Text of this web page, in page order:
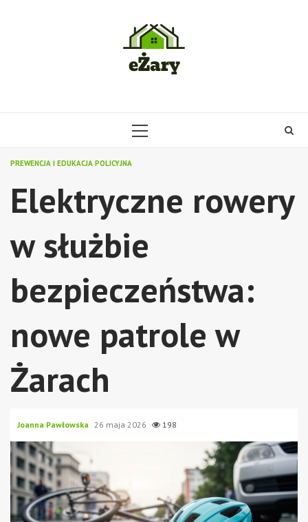
PRIMARY
PREWENCJA I EDUKACJA POLICYJNA
Elektryczne rowery
w służbie
bezpieczeństwa:
nowe patrole w
Żarach
Joanna Pawłowska 26 maja 2026 198